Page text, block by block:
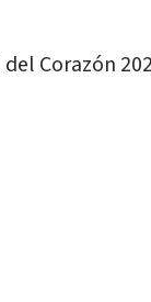
Corazón